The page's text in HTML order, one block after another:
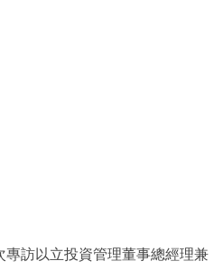
專訪以立投資管理董事總經理兼